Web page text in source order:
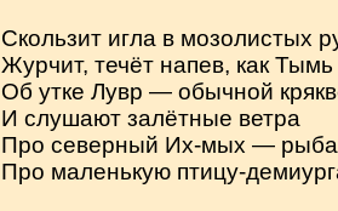
Скользит игла в мозолистых
Журчит, течёт напев, как Тымь
Об утке Лувр — обычной
И слушают залётные ветра
Про северный Их-мых —
Про маленькую птицу-